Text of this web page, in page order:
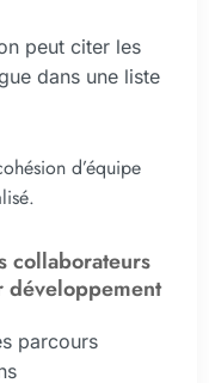
peut citer les
dans une liste
d’équipe
collaborateurs
développement
parcours